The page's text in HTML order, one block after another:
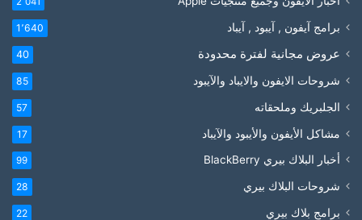
برامج آيفون , آيبود , آيباد 1٬640
عروض مجانية لفترة محدودة 40
شروحات الايفون والايباد والآيبود 85
الجلبريك وملحقاته 57
مشاكل الأيفون والأيبود والآيباد 17
أخبار البلاك بيري BlackBerry 99
شروحات البلاك بيري 28
برامج بلاك بيري 22